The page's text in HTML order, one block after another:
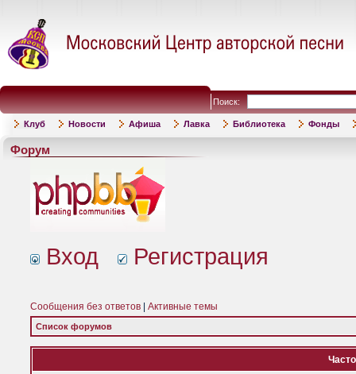
Поиск:
Клуб Новости Афиша Лавка Библиотека Фонды
Форум
Вход Регистрация
Сообщения без ответов Активные темы
Список форумов